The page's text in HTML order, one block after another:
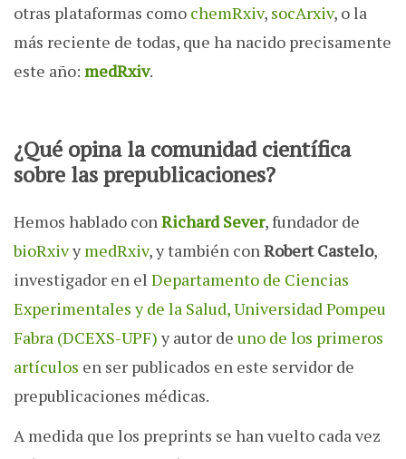
otras plataformas como chemRxiv, socArxiv, o la
más reciente de todas, que ha nacido precisamente
este año: medRxiv.
¿Qué opina la comunidad científica
sobre las prepublicaciones?
Hemos hablado conRichard Sever, fundador de
bioRxivymedRxiv, y también conRobert Castelo,
investigador en el Departamento de Ciencias
Experimentales y de la Salud, Universidad Pompeu
Fabra (DCEXS-UPF) y autor de uno de los primeros
artículos en ser publicados en este servidor de
prepublicaciones médicas.
A medida que los preprints se han vuelto cada vez